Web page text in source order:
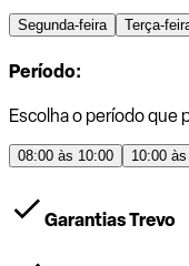
Segunda-feira Terça-
Período:
Escolha o período que
08:00 às 10:00 10:00
Garantias Trevo